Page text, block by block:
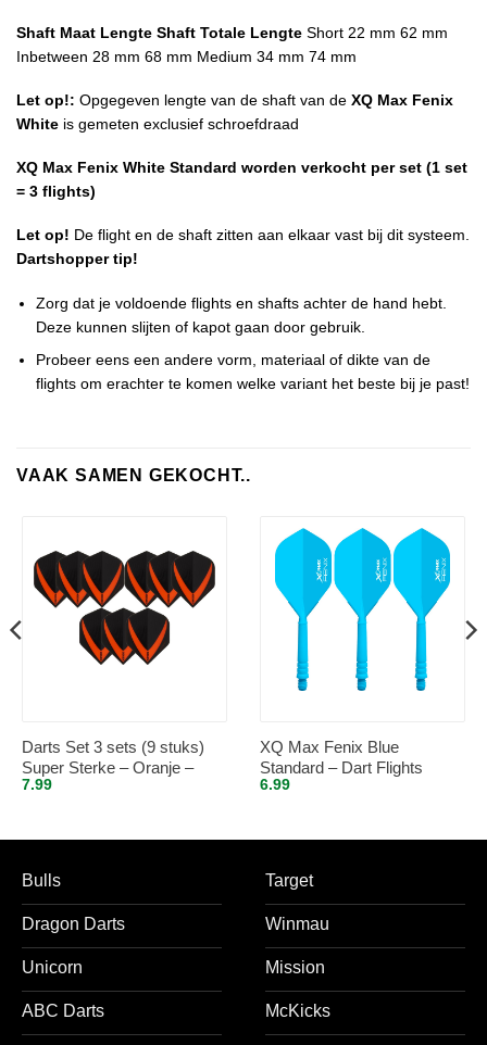
Shaft Maat Lengte Shaft Totale Lengte Short 22 mm 62 mm
Inbetween 28 mm 68 mm Medium 34 mm 74 mm
Let op!: Opgegeven lengte van de shaft van de XQ Max Fenix
White is gemeten exclusief schroefdraad
XQ Max Fenix White Standard worden verkocht per set (1 set
= 3 flights)
Let op! De flight en de shaft zitten aan elkaar vast bij dit systeem.
Dartshopper tip!
Zorg dat je voldoende flights en shafts achter de hand hebt.
Deze kunnen slijten of kapot gaan door gebruik.
Probeer eens een andere vorm, materiaal of dikte van de
flights om erachter te komen welke variant het beste bij je past!
VAAK SAMEN GEKOCHT..
Darts Set 3 sets (9 stuks)
Super Sterke – Oranje –
Vista-X – flights – darts
7.99
XQ Max Fenix Blue
Standard – Dart Flights
Inbetween
6.99
Bulls
Dragon Darts
Unicorn
ABC Darts
Target
Winmau
Mission
McKicks